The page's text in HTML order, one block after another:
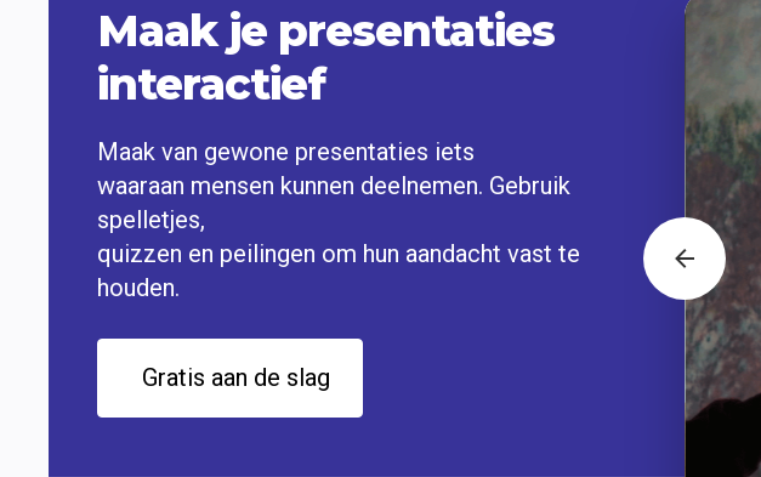
Maak je presentaties
interactief
Maak van gewone presentaties iets
waaraan mensen kunnen deelnemen. Gebruik
spelletjes,
quizzen en peilingen om hun aandacht vast te
houden.
  Gratis aan de slag